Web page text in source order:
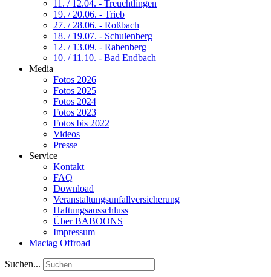
11. / 12.04. - Treuchtlingen
19. / 20.06. - Trieb
27. / 28.06. - Roßbach
18. / 19.07. - Schulenberg
12. / 13.09. - Rabenberg
10. / 11.10. - Bad Endbach
Media
Fotos 2026
Fotos 2025
Fotos 2024
Fotos 2023
Fotos bis 2022
Videos
Presse
Service
Kontakt
FAQ
Download
Veranstaltungsunfallversicherung
Haftungsausschluss
Über BABOONS
Impressum
Maciag Offroad
Suchen...